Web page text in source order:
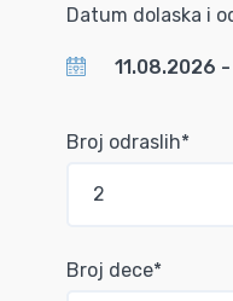
Datum dolaska i
Broj odraslih*
Broj dece*